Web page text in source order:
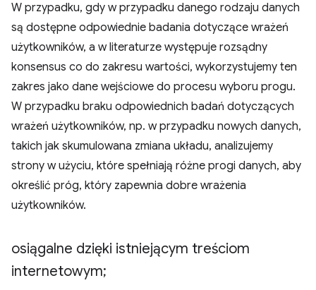
W przypadku, gdy w przypadku danego rodzaju danych
są dostępne odpowiednie badania dotyczące wrażeń
użytkowników, a w literaturze występuje rozsądny
konsensus co do zakresu wartości, wykorzystujemy ten
zakres jako dane wejściowe do procesu wyboru progu.
W przypadku braku odpowiednich badań dotyczących
wrażeń użytkowników, np. w przypadku nowych danych,
takich jak skumulowana zmiana układu, analizujemy
strony w użyciu, które spełniają różne progi danych, aby
określić próg, który zapewnia dobre wrażenia
użytkowników.
osiągalne dzięki istniejącym treściom
internetowym;